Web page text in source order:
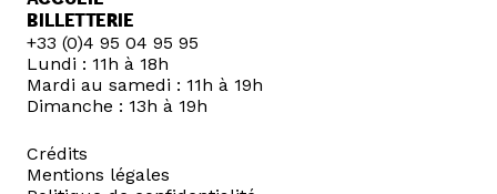
BILLETTERIE
+33 (0)4 95 04 95 95
Lundi : 11h à 18h
Mardi au samedi : 11h à 19h
Dimanche : 13h à 19h
Crédits
Mentions légales